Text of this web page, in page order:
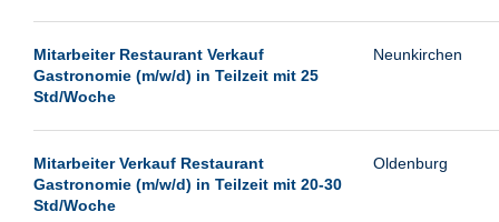
Siegen
Ulm
Weimar
Weiterstadt
Mitarbeiter Restaurant Verkauf
Gastronomie (m/w/d) in Teilzeit mit 25
Std/Woche
Neunkirchen
Mitarbeiter Verkauf Restaurant
Gastronomie (m/w/d) in Teilzeit mit 20-30
Std/Woche
Oldenburg